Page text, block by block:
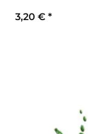
3,20 € *